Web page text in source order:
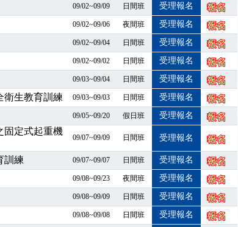
出囉～～
百百種選擇好困難！快來祐昕學院官網看看吧！
等襯砌作業主管」及「潛水作業主管」安全衛生教育訓練之結
程資訊
職場安衛法令研討會
停課消息 補課及測驗時間將另行通知
課程，政府出錢補助學費，請您上課，開始囉~~
停課消息 補課及測驗時間將另行通知
~
講師帶您判斷正確性！
班停課消息 補課及測驗時間將另行通知
課
09/02~09/09 日間班 受理報名
09/02~09/06 夜間班 受理報名
09/02~09/04 日間班 受理報名
09/02~09/02 日間班 受理報名
09/03~09/04 日間班 受理報名
衛生教育訓練 09/03~09/03 日間班 受理報名
09/05~09/20 假日班 受理報名
固定式起重機
09/07~09/09 日間班 受理報名
訓練 09/07~09/07 日間班 受理報名
09/08~09/23 夜間班 受理報名
09/08~09/09 日間班 受理報名
09/08~09/08 日間班 受理報名